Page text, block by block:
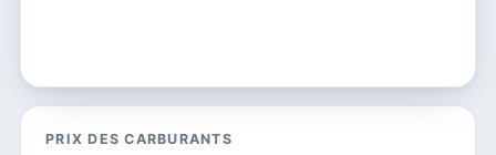
PRIX DES CARBURANTS